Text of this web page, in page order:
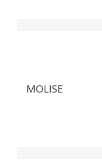
MOLISE